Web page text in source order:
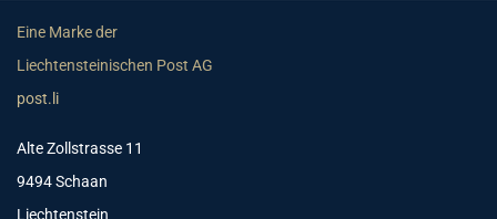
Eine Marke der
Liechtensteinischen Post AG
post.li
Alte Zollstrasse 11
9494 Schaan